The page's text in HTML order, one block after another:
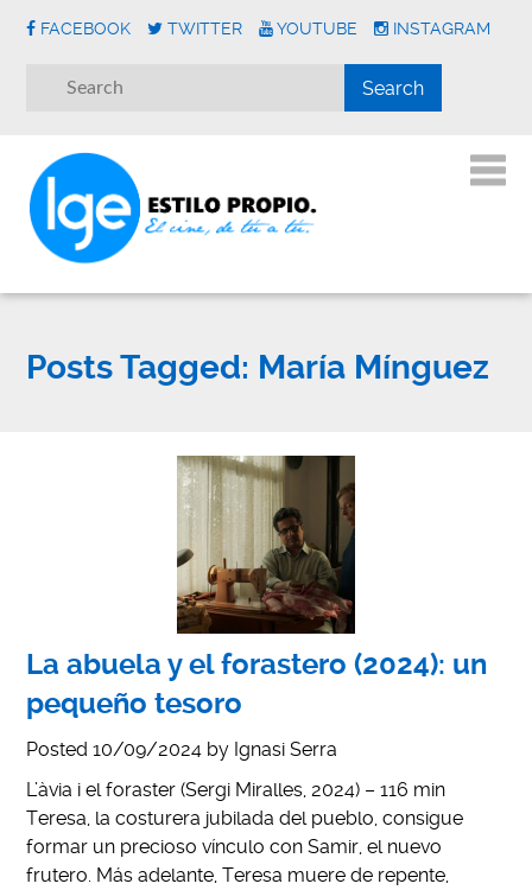
FACEBOOK TWITTER YOUTUBE INSTAGRAM
Posts Tagged: María Mínguez
La abuela y el forastero (2024): un
pequeño tesoro
Posted10/09/2024 by Ignasi Serra
L’àvia i el foraster (Sergi Miralles, 2024) – 116 min
Teresa, la costurera jubilada del pueblo, consigue
formar un precioso vínculo con Samir, el nuevo
frutero. Más adelante, Teresa muere de repente,